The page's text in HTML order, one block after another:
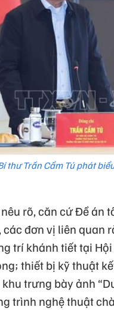
thư Trần Cẩm Tú phát
rõ, căn cứ Đề án
đơn vị liên quan
trí khánh tiết tại
thiết bị kỹ thuật
trưng bày ảnh
trình nghệ thuật